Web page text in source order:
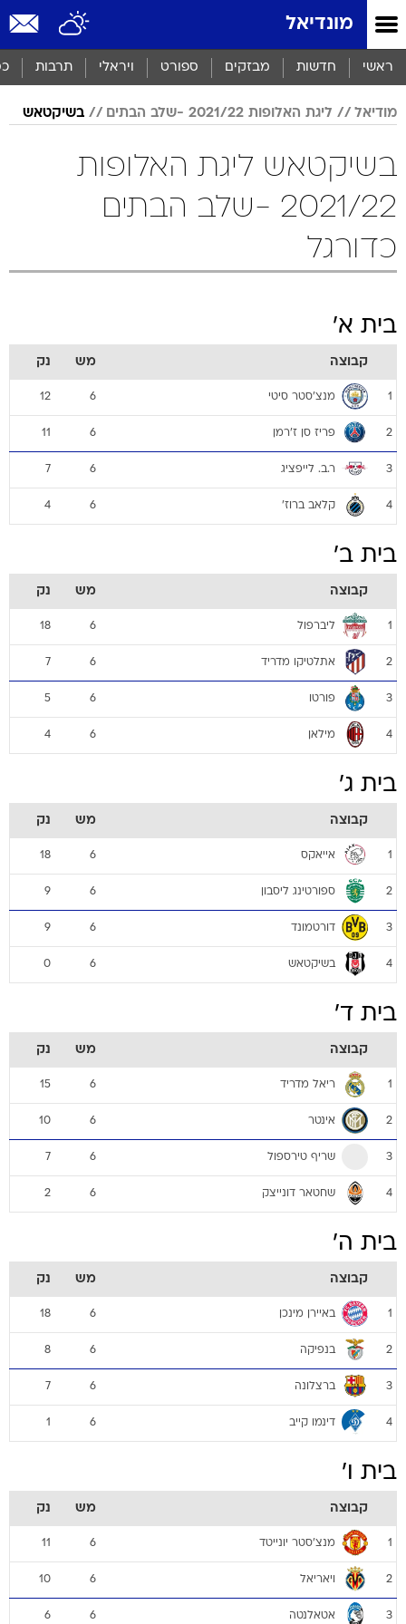
מונדיאל
ראשי חדשות מבזקים ספורט ויראלי תרבות
מודיאל ליגת האלופות 2021/22 -שלב הבתים בשיקטאש
בשיקטאש ליגת האלופות
2021/22 -שלב הבתים
כדורגל
בית א'
קבוצה מש נק
1 מנצ'סטר סיטי 6
12
2 פריז סן ז'רמן 6
11
3 ר.ב. לייפציג 6
7
4 קלאב ברוז' 6
4
בית ב'
קבוצה מש נק
1 ליברפול 6
18
2 אתלטיקו מדריד 6
7
3 פורטו 6
5
4 מילאן 6
4
בית ג'
קבוצה מש נק
1 אייאקס 6
18
2 ספורטינג ליסבון 6
9
3 דורטמונד 6
9
4 בשיקטאש 6
0
בית ד'
קבוצה מש נק
1 ריאל מדריד 6
15
2 אינטר 6
10
3 שריף טירספול 6
7
4 שחטאר דונייצק 6
2
בית ה'
קבוצה מש נק
1 באיירן מינכן 6
18
2 בנפיקה 6
8
3 ברצלונה 6
7
4 דינמו קייב 6
1
בית ו'
קבוצה מש נק
1 מנצ'סטר יונייטד 6
11
2 ויאריאל 6
10
3 אטאלנטה 6
6